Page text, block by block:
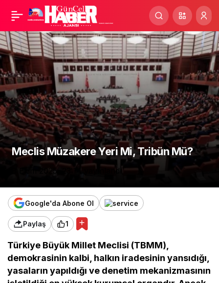
Meclis Müzakere Yeri Mi, Tribün Mü?
8 Ekim 2025, 23:14 yayınlandı
Google'da Abone Ol
Paylaş 1
Türkiye Büyük Millet Meclisi (TBMM),
demokrasinin kalbi, halkın iradesinin yansıdığı,
yasaların yapıldığı ve denetim mekanizmasının
Ortak Eğitimde Büyük
Adım! Öğrencilerimiz
Rixos Tersane
İstanbul’da!
Paylaş